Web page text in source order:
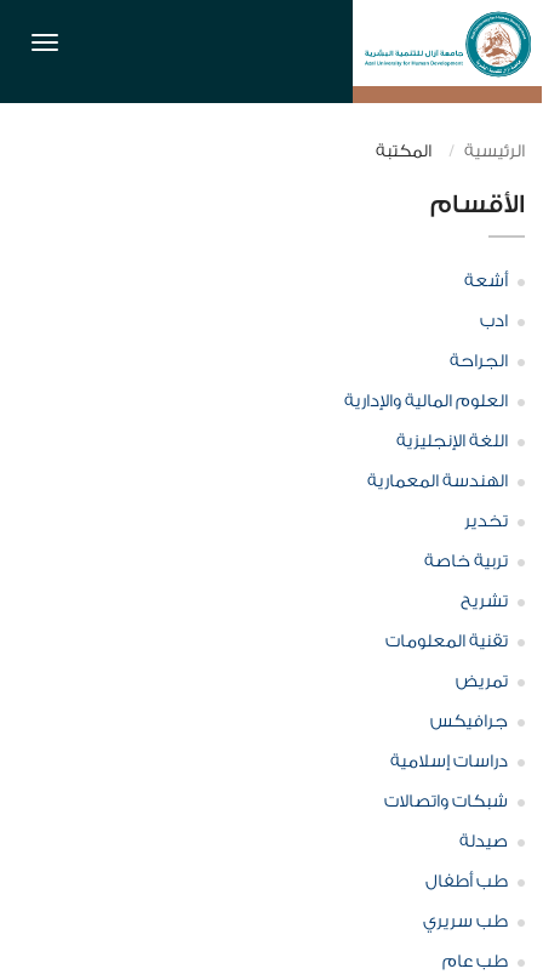
الرئيسية المكتبة
الأقسام
أشعة
ادب
الجراحة
العلوم المالية والإدارية
اللغة الإنجليزية
الهندسة المعمارية
تخدير
تربية خاصة
تشريح
تقنية المعلومات
تمريض
جرافيكس
دراسات إسلامية
شبكات واتصالات
صيدلة
طب أطفال
طب سريري
طب عام